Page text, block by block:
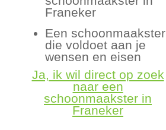
Franeker
Een schoonmaakster
die voldoet aan je
wensen en eisen
Ja, ik wil direct op zoek
naar een
schoonmaakster in
Franeker